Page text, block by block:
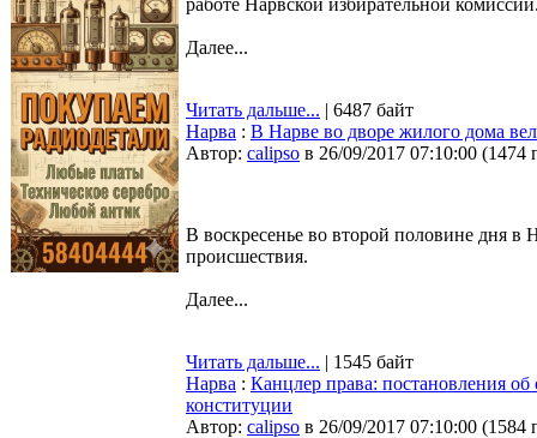
работе Нарвской избирательной
Далее...
Читать дальше... | 6487 байт
Нарва : В Нарве во дворе жилого дома
Автор: calipso в 26/09/2017 07:10:00 (1474
В воскресенье во второй половине дня
происшествия.
Далее...
Читать дальше... | 1545 байт
Нарва : Канцлер права: постановления об
конституции
Автор: calipso в 26/09/2017 07:10:00 (1584